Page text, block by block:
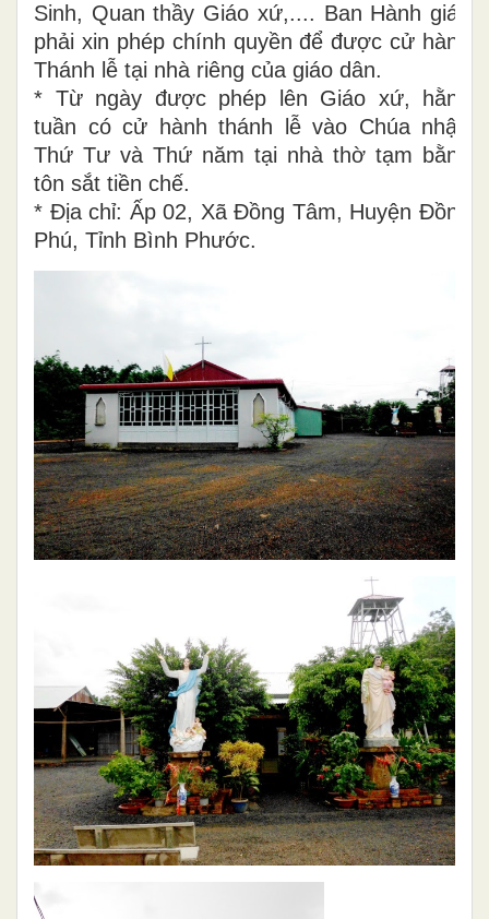
Sinh, Quan thầy Giáo xứ,.... Ban Hành giáo
phải xin phép chính quyền để được cử hành
Thánh lễ tại nhà riêng của giáo dân.
* Từ ngày được phép lên Giáo xứ, hằng
tuần có cử hành thánh lễ vào Chúa nhật,
Thứ Tư và Thứ năm tại nhà thờ tạm bằng
tôn sắt tiền chế.
* Địa chỉ: Ấp 02, Xã Đồng Tâm, Huyện Đồng
Phú, Tỉnh Bình Phước.